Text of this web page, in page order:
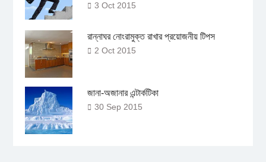
3 Oct 2015
রান্নাঘর নোংরামুক্ত রাখার প্রয়োজনীয় টিপস
2 Oct 2015
জানা-অজানার এন্টার্কটিকা
30 Sep 2015